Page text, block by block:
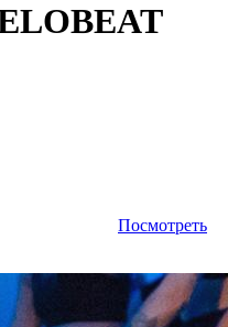
Посмотреть